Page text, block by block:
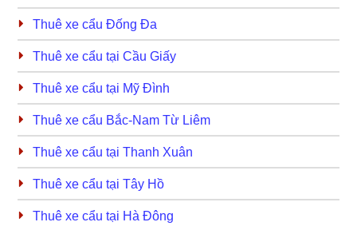
Thuê xe cẩu Đống Đa
Thuê xe cẩu tại Cầu Giấy
Thuê xe cẩu tại Mỹ Đình
Thuê xe cẩu Bắc-Nam Từ Liêm
Thuê xe cẩu tại Thanh Xuân
Thuê xe cẩu tại Tây Hồ
Thuê xe cẩu tại Hà Đông